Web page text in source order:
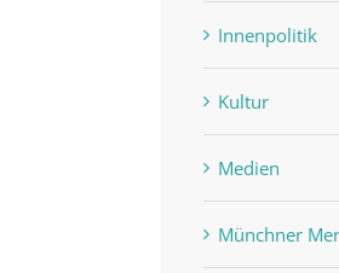
Innenpolitik
Kultur
Medien
Münchner